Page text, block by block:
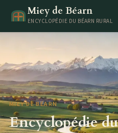
Miey de Béarn
ENCYCLOPÉDIE DU BÉARN RURAL
MIEY DE BÉARN
Encyclopédie